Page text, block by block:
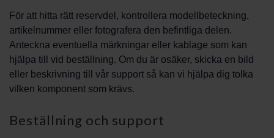
För att hitta rätt reservdel, kontrollera modellbeteckning,
artikelnummer eller fotografera den befintliga delen.
Anteckna eventuella märkningar eller kablage som kan
hjälpa till vid beställning. Om du är osäker, skicka en bild
eller beskrivning till vår support så kan vi hjälpa dig tolka
vilken komponent som krävs.
Beställning och support